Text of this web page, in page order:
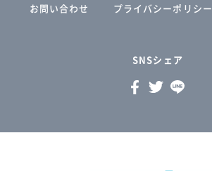
お問い合わせ
プライバシーポリシー
SNSシェア